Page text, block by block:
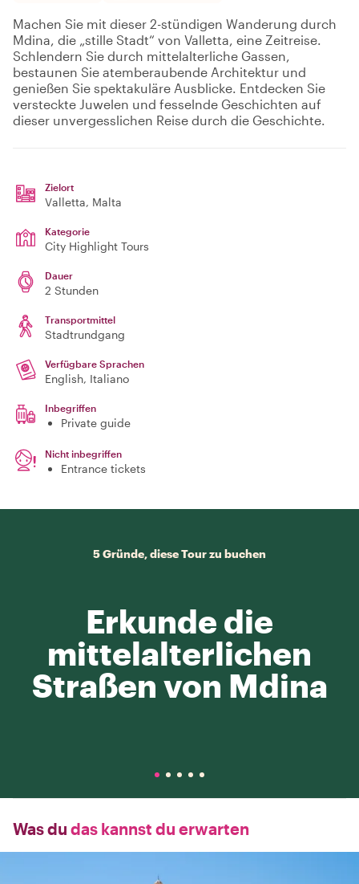
Machen Sie mit dieser 2-stündigen Wanderung durch
Mdina, die „stille Stadt“ von Valletta, eine Zeitreise.
Schlendern Sie durch mittelalterliche Gassen,
bestaunen Sie atemberaubende Architektur und
genießen Sie spektakuläre Ausblicke. Entdecken Sie
versteckte Juwelen und fesselnde Geschichten auf
dieser unvergesslichen Reise durch die Geschichte.
Zielort
Valletta, Malta
Kategorie
City Highlight Tours
Dauer
2 Stunden
Transportmittel
Stadtrundgang
Verfügbare Sprachen
English, Italiano
Inbegriffen
Private guide
Nicht inbegriffen
Entrance tickets
5 Gründe, diese Tour zu buchen
Erkunde die
mittelalterlichen
Straßen von Mdina
Was du das kannst du erwarten